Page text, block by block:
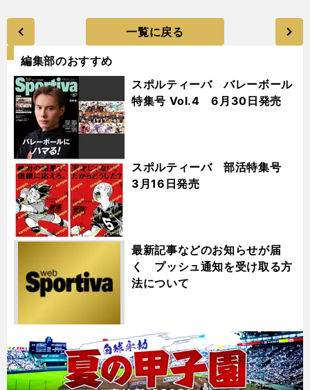
一覧に戻る
編集部のおすすめ
スポルティーバ バレーボール
特集号 Vol.4 6月30日発売
スポルティーバ 部活特集号
3月16日発売
最新記事などのお知らせが届
く プッシュ通知を受け取る方
法について